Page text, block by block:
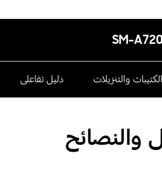
SM-
الكتيبات والتنزيلات دليل تفاعلى
والنصائح